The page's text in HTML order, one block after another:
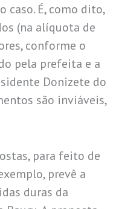
caso. É, como dito,
(na alíquota de
conforme o
pela prefeita e a
Donizete do
são inviáveis,
para feito de
prevê a
duras da